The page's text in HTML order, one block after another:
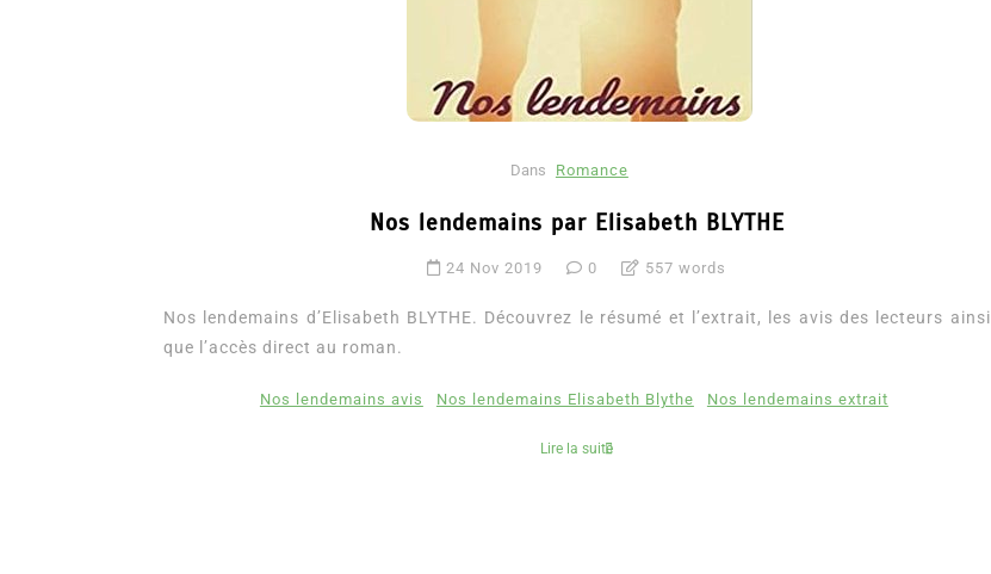
Dans Romance
Nos lendemains par Elisabeth BLYTHE
24 Nov 2019 0 557 words
Nos lendemains d’Elisabeth BLYTHE. Découvrez le résumé et l’extrait, les avis des lecteurs ainsi
que l’accès direct au roman.
Nos lendemains avis Nos lendemains Elisabeth Blythe Nos lendemains extrait
Lire la suite
Romance
Romances – l’actualité : été
2026
6 Juil 2026 0
littérature sentimentale romance
8 Juil 2026 0 4 779 words